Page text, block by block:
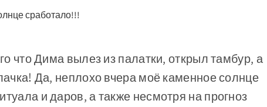
сработало!!!
что Дима вылез из палатки, открыл тамбур, а
Да, неплохо вчера моё каменное солнце
и даров, а также несмотря на прогноз